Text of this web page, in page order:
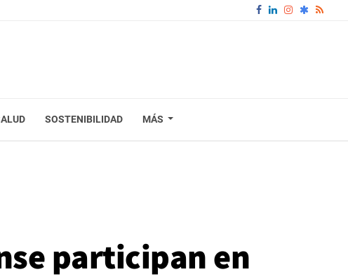
SOSTENIBILIDAD MÁS
participan en